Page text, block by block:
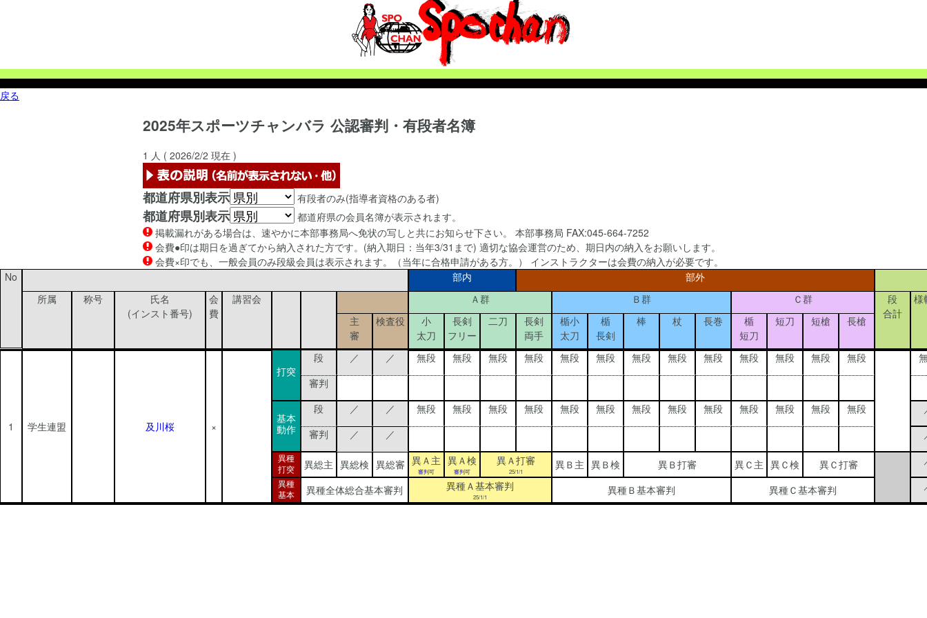
戻る
2025年スポーツチャンバラ 公認審判・有段者名簿
1 人 ( 2026/2/2 現在 )
都道府県別表示 有段者のみ(指導者資格のある者)
都道府県別表示
都道府県の会員名簿が表示されます。
掲載漏れがある場合は、速やかに本部事務局へ免状の写しと共にお知らせ下さい。 本部事務局 FAX:045-664-7252
会費●印は期日を過ぎてから納入された方です。(納入期日：当年3/31まで) 適切な協会運営のため、期日内の納入をお願いします。
会費×印でも、一般会員のみ段級会員は表示されます。（当年に合格申請がある方。） インストラクターは会費の納入が必要です。
No
部内
部外
所属
称号
氏名
(インスト番号)
会
費
講習会 Ａ群 Ｂ群 Ｃ群
段
合計
様
主
審
検査役
小
太刀
長剣
フリー
二刀
長剣
両手
楯小
太刀
楯
長剣
棒 杖 長巻
楯
短刀
短刀 短槍 長槍
1 学生連盟 及川桜 ×
打突
段 ／ ／ 無段 無段 無段 無段 無段 無段 無段 無段 無段 無段 無段 無段 無段
審判
基本
動作
段 ／ ／ 無段 無段 無段 無段 無段 無段 無段 無段 無段 無段 無段 無段 無段
審判
／ ／
異種
打突
異総主 異総検 異総審 異Ａ主
審判可
異Ａ検
審判可
異Ａ打審
25/1/1
異Ｂ主 異Ｂ検 異Ｂ打審 異Ｃ主 異Ｃ検 異Ｃ打審
異種
基本
異種全体総合基本審判 異種Ａ基本審判
25/1/1
異種Ｂ基本審判 異種Ｃ基本審判